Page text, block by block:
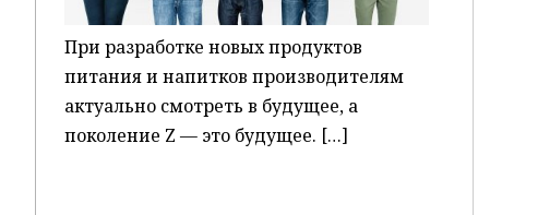
При разработке новых продуктов
питания и напитков производителям
актуально смотреть в будущее, а
поколение Z — это будущее. […]